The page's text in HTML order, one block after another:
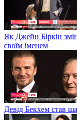
Як Джейн Біркін
своїм іменем
Девід Бекхем став